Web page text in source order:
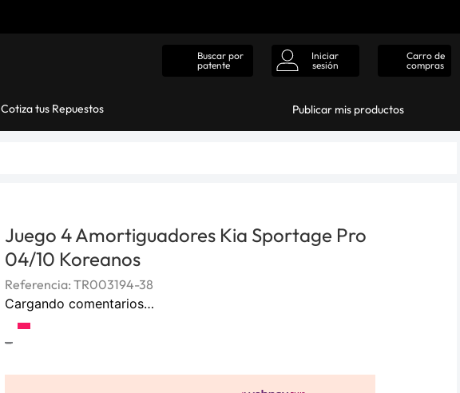
Buscar por
patente
Iniciar
sesión
Carro de
compras
Cotiza tus Repuestos Publicar mis productos
Juego 4 Amortiguadores Kia Sportage Pro
04/10 Koreanos
Referencia: TR003194-38
Cargando comentarios…
-